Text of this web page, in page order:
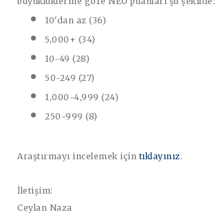
10'dan az (36)
5,000+ (34)
10-49 (28)
50-249 (27)
1,000-4,999 (24)
250-999 (8)
Araştırmayı incelemek için tıklayınız.
İletişim:
Ceylan Naza